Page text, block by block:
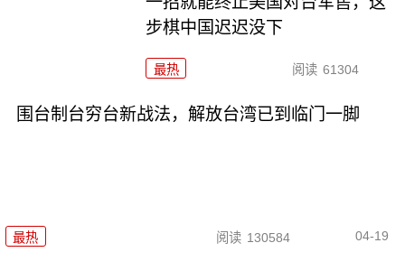
步棋中国迟迟没下
最热 阅读 61304
围台制台穷台新战法，解放台湾已到临门一脚
最热 阅读 130584 04-19